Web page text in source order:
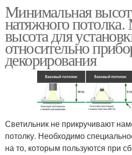
Минимальная
натяжного
высота для
относительно
декорирования
Светильник не прикручивают
потолку. Необходимо
на то, которым пользуются при